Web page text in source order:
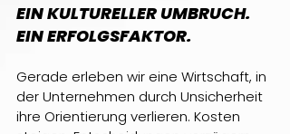
EIN KULTURELLER UMBRUCH.
EIN ERFOLGSFAKTOR.
Gerade erleben wir eine Wirtschaft, in
der Unternehmen durch Unsicherheit
ihre Orientierung verlieren. Kosten